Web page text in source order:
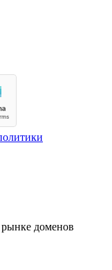
доменов